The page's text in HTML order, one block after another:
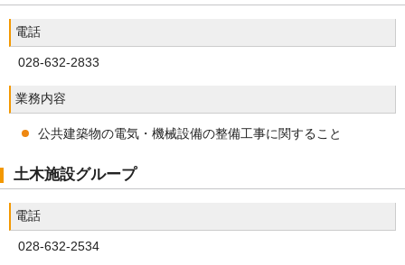
電話
028-632-2833
業務内容
公共建築物の電気・機械設備の整備工事に関すること
土木施設グループ
電話
028-632-2534